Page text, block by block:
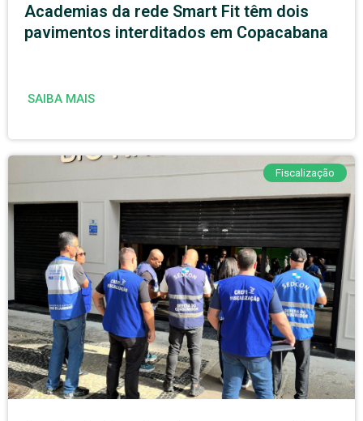
Academias da rede Smart Fit têm dois
pavimentos interditados em Copacabana
SAIBA MAIS
Fiscalização